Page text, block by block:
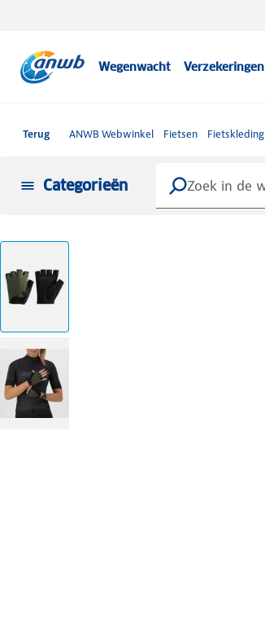
Wegenwacht Verzekeringen
Terug ANWB Webwinkel Fietsen Fietskleding
Categorieën